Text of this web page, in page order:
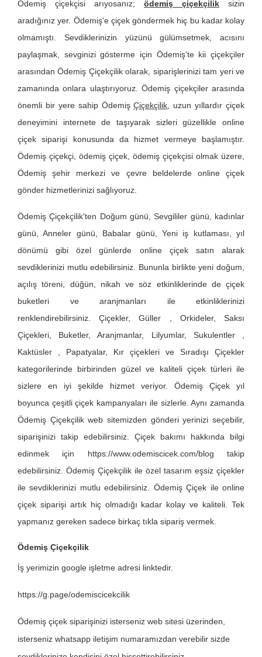
Ödemiş çiçekçisi arıyosanız; ödemiş çiçekçilik sizin
aradığınız yer. Ödemiş'e çiçek göndermek hiç bu kadar kolay
olmamıştı. Sevdiklerinizin yüzünü gülümsetmek, acısını
paylaşmak, sevginizi gösterme için Ödemiş'te kii çiçekçiler
arasından Ödemiş Çiçekçilik olarak, siparişlerinizi tam yeri ve
zamanında onlara ulaştırıyoruz. Ödemiş çiçekçiler arasında
önemli bir yere sahip ÖdemişÇiçekçilik , uzun yıllardır çiçek
deneyimini internete de taşıyarak sizleri güzellikle online
çiçek siparişi konusunda da hizmet vermeye başlamıştır.
Ödemiş çiçekçi, ödemiş çiçek, ödemiş çiçekçisi olmak üzere,
Ödemiş şehir merkezi ve çevre beldelerde online çiçek
gönder hizmetlerinizi sağlıyoruz.
Ödemiş Çiçekçilik'ten Doğum günü, Sevgililer günü, kadınlar
günü, Anneler günü, Babalar günü, Yeni iş kutlaması, yıl
dönümü gibi özel günlerde online çiçek satın alarak
sevdiklerinizi mutlu edebilirsiniz. Bununla birlikte yeni doğum,
açılış töreni, düğün, nikah ve söz etkinliklerinde de çiçek
buketleri ve aranjmanları ile etkinliklerinizi
renklendirebilirsiniz. Çiçekler, Güller , Orkideler, Saksı
Çiçekleri, Buketler, Aranjmanlar, Lilyumlar, Sukulentler ,
Kaktüsler , Papatyalar, Kır çiçekleri ve Sıradışı Çiçekler
kategorilerinde birbirinden güzel ve kaliteli çiçek türleri ile
sizlere en iyi şekilde hizmet veriyor. Ödemiş Çiçek yıl
boyunca çeşitli çiçek kampanyaları ile sizlerle. Aynı zamanda
Ödemiş Çiçekçilik web sitemizden gönderi yerinizi seçebilir,
siparişinizi takip edebilirsiniz. Çiçek bakımı hakkında bilgi
edinmek için https://www.odemiscicek.com/blog takip
edebilirsiniz. Ödemiş Çiçekçilik ile özel tasarım eşsiz çiçekler
ile sevdiklerinizi mutlu edebilirsiniz. Ödemiş Çiçek ile online
çiçek siparişi artık hiç olmadığı kadar kolay ve kaliteli. Tek
yapmanız gereken sadece birkaç tıkla sipariş vermek.
Ödemiş Çiçekçilik
İş yerimizin google işletme adresi linktedir.
https://g.page/odemiscicekcilik
Ödemiş çiçek siparişinizi isterseniz web sitesi üzerinden,
isterseniz whatsapp iletişim numaramızdan verebilir sizde